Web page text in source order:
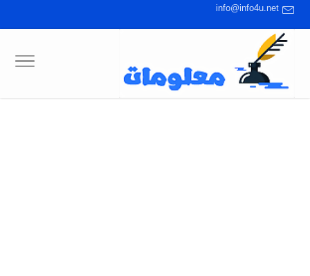
info@info4u.net